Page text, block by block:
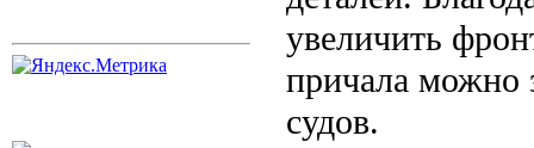
увеличить
причала можно
судов.